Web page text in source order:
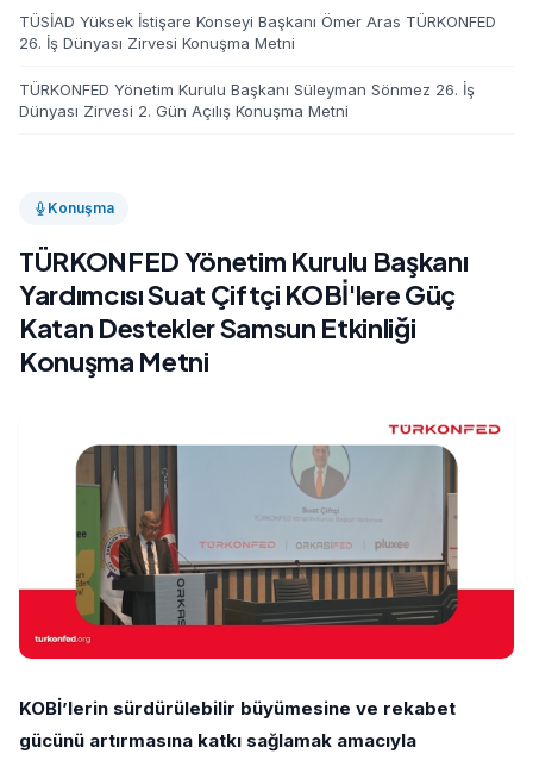
Konuşma
TÜRKONFED Yönetim Kurulu Başkanı
Yardımcısı Suat Çiftçi KOBİ'lere Güç
Katan Destekler Samsun Etkinliği
Konuşma Metni
KOBİ’lerin sürdürülebilir büyümesine ve rekabet
gücünü artırmasına katkı sağlamak amacıyla
TÜSİAD Yüksek İstişare Konseyi Başkanı Ömer Aras TÜRKONFED
26. İş Dünyası Zirvesi Konuşma Metni
TÜRKONFED Yönetim Kurulu Başkanı Süleyman Sönmez 26. İş
Dünyası Zirvesi 2. Gün Açılış Konuşma Metni